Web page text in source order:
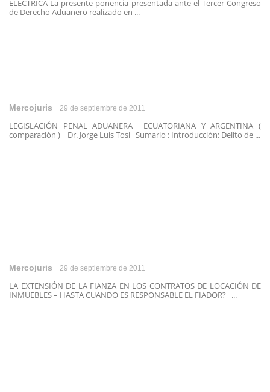
ELECTRICA La presente ponencia presentada ante el Tercer Congreso
de Derecho Aduanero realizado en ...
Mercojuris 29 de septiembre de 2011
LEGISLACIÓN PENAL ADUANERA ECUATORIANA Y ARGENTINA (
comparación ) Dr. Jorge Luis Tosi Sumario : Introducción; Delito de ...
Mercojuris 29 de septiembre de 2011
LA EXTENSIÓN DE LA FIANZA EN LOS CONTRATOS DE LOCACIÓN DE
INMUEBLES – HASTA CUANDO ES RESPONSABLE EL FIADOR? ...